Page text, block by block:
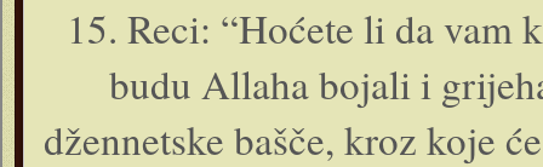
15. Reci: “Hoćete li da vam
budu Allaha bojali i
džennetske bašče, kroz koje